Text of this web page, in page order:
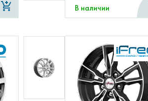
В наличии